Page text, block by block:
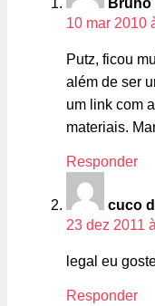
Bruno
10 mar 2010
Putz, ficou
além de ser
um link com
materiais.
Responder
cuco
23 dez 2011
legal eu
Responder